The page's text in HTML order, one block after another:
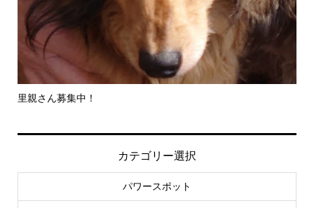
里親さん募集中！
カテゴリー選択
パワースポット